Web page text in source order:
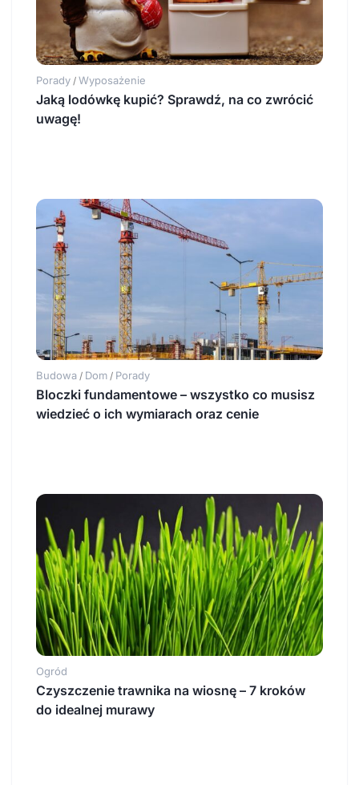
Porady / Wyposażenie
Jaką lodówkę kupić? Sprawdź, na co zwrócić
uwagę!
Budowa / Dom / Porady
Bloczki fundamentowe – wszystko co musisz
wiedzieć o ich wymiarach oraz cenie
Ogród
Czyszczenie trawnika na wiosnę – 7 kroków
do idealnej murawy